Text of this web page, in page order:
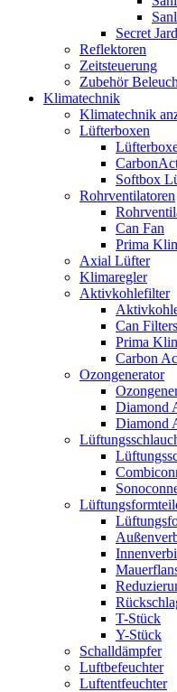
Secret
Reflektoren
Zeitsteuerung
Zubehör
Klimatechnik
Klimatechnik
Lüfterboxen
Softbox
Rohrventilatoren
Can Fan
Prima
Axial Lüfter
Klimaregler
Aktivkohlefilter
Can Filters
Prima
Carbon
Ozongenerator
Diamond
Diamond
T-Stück
Y-Stück
Schalldämpfer
Luftbefeuchter
Luftentfeuchter